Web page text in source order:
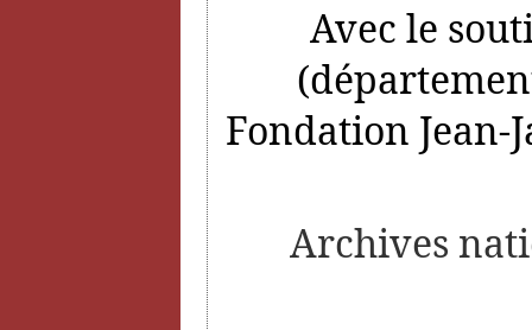
Avec le
Fondation Jean-
Archives